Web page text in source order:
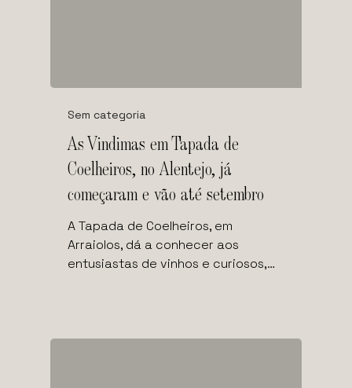
Sem categoria
As Vindimas em Tapada de
Coelheiros, no Alentejo, já
começaram e vão até setembro
A Tapada de Coelheiros, em
Arraiolos, dá a conhecer aos
entusiastas de vinhos e curiosos,…